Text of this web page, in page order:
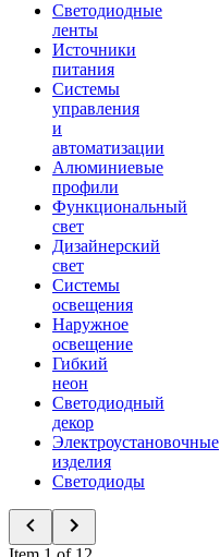
Светодиодные
ленты
Источники
питания
Системы
управления
и
автоматизации
Алюминиевые
профили
Функциональный
свет
Дизайнерский
свет
Системы
освещения
Наружное
освещение
Гибкий
неон
Светодиодный
декор
Электроустановочные
изделия
Светодиоды